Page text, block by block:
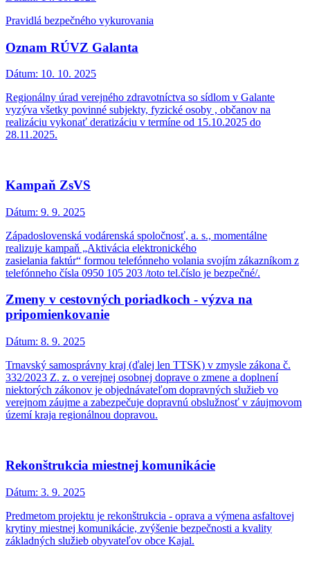
Pravidlá bezpečného vykurovania
Oznam RÚVZ Galanta
Dátum: 10. 10. 2025
Regionálny úrad verejného zdravotníctva so sídlom v Galante
vyzýva všetky povinné subjekty, fyzické osoby , občanov na
realizáciu vykonať deratizáciu v termíne od 15.10.2025 do
28.11.2025.
Kampaň ZsVS
Dátum: 9. 9. 2025
Západoslovenská vodárenská spoločnosť, a. s., momentálne
realizuje kampaň „Aktivácia elektronického
zasielania faktúr“ formou telefónneho volania svojím zákazníkom z
telefónneho čísla 0950 105 203 /toto tel.číslo je bezpečné/.
Zmeny v cestovných poriadkoch - výzva na
pripomienkovanie
Dátum: 8. 9. 2025
Trnavský samosprávny kraj (ďalej len TTSK) v zmysle zákona č.
332/2023 Z. z. o verejnej osobnej doprave o zmene a doplnení
niektorých zákonov je objednávateľom dopravných služieb vo
verejnom záujme a zabezpečuje dopravnú obslužnosť v záujmovom
území kraja regionálnou dopravou.
Rekonštrukcia miestnej komunikácie
Dátum: 3. 9. 2025
Predmetom projektu je rekonštrukcia - oprava a výmena asfaltovej
krytiny miestnej komunikácie, zvýšenie bezpečnosti a kvality
základných služieb obyvateľov obce Kajal.